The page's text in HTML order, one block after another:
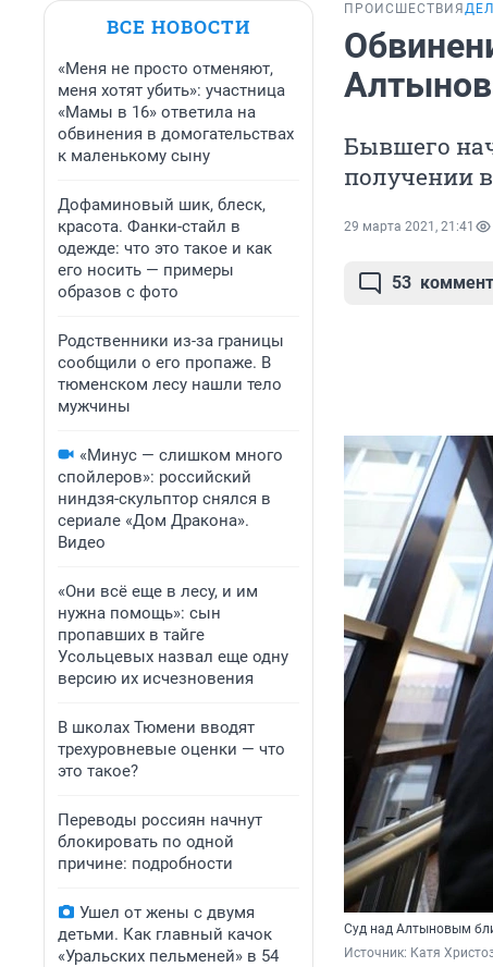
ВСЕ НОВОСТИ
«Меня не просто отменяют,
меня хотят убить»: участница
«Мамы в 16» ответила на
обвинения в домогательствах
к маленькому сыну
Дофаминовый шик, блеск,
красота. Фанки-стайл в
одежде: что это такое и как
его носить — примеры
образов с фото
Родственники из-за границы
сообщили о его пропаже. В
тюменском лесу нашли тело
мужчины
«Минус — слишком много
спойлеров»: российский
ниндзя-скульптор снялся в
сериале «Дом Дракона».
Видео
«Они всё еще в лесу, и им
нужна помощь»: сын
пропавших в тайге
Усольцевых назвал еще одну
версию их исчезновения
В школах Тюмени вводят
трехуровневые оценки — что
это такое?
Переводы россиян начнут
блокировать по одной
причине: подробности
Ушел от жены с двумя
детьми. Как главный качок
«Уральских пельменей» в 54
ПРОИСШЕСТВИЯ
Бывшего
получении
29 марта 2021, 21:41
53
Суд над Алтыновым
Источник: Катя